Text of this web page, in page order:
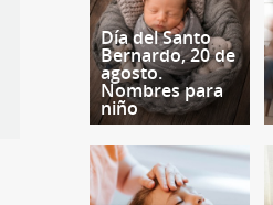
Día del Santo
Bernardo, 20 de
agosto.
Nombres para
niño